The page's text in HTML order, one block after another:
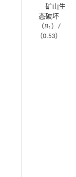
矿山生
态破坏
（B1）/
（0.53）